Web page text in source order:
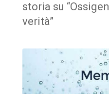
storia su
verità”